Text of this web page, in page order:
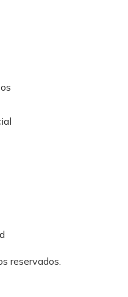
reservados.